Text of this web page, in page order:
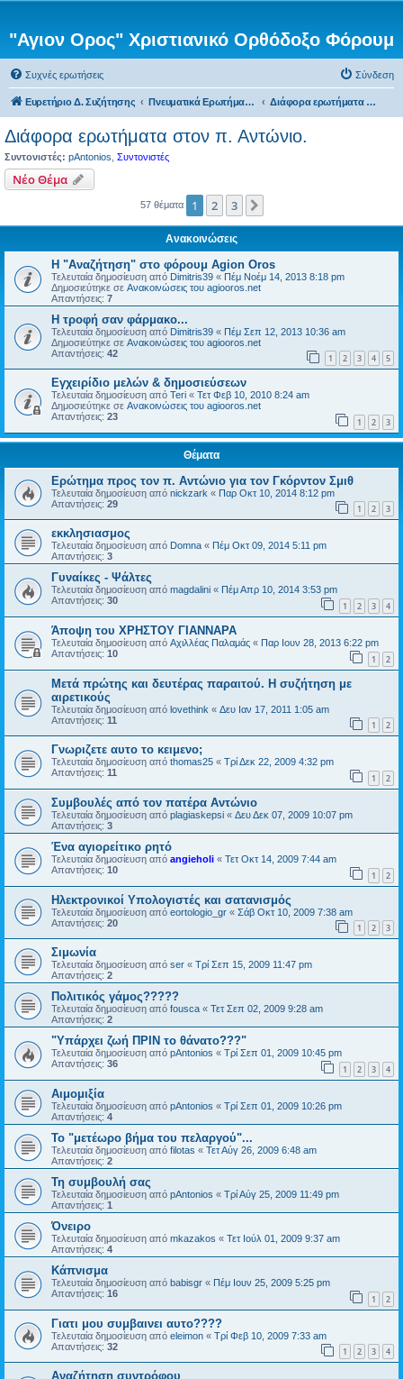
"Αγιον Ορος" Χριστιανικό Ορθόδοξο Φόρουμ
Συχνές ερωτήσεις Σύνδεση
Ευρετήριο Δ. Συζήτησης Πνευματικά Ερωτήματα προς τον π. Αντώνιο Διάφορα ερωτήματα στον π. Αντώνιο.
Διάφορα ερωτήματα στον π. Αντώνιο.
Συντονιστές: pAntonios Συντονιστές
Νέο Θέμα
57 θέματα 1 2 3
Ανακοινώσεις
Η "Αναζήτηση" στο φόρουμ Agion Oros
Τελευταία δημοσίευση από Dimitris39 « Πέμ Νοέμ 14, 2013 8:18 pm
Δημοσιεύτηκε σε Ανακοινώσεις του agiooros.net
Απαντήσεις: 7
H τροφή σαν φάρμακο...
Τελευταία δημοσίευση από Dimitris39 « Πέμ Σεπ 12, 2013 10:36 am
Δημοσιεύτηκε σε Ανακοινώσεις του agiooros.net
Απαντήσεις: 42 1 2 3 4 5
Εγχειρίδιο μελών & δημοσιεύσεων
Τελευταία δημοσίευση από Teri « Τετ Φεβ 10, 2010 8:24 am
Δημοσιεύτηκε σε Ανακοινώσεις του agiooros.net
Απαντήσεις: 23 1 2 3
Θέματα
Ερώτημα προς τον π. Αντώνιο για τον Γκόρντον Σμιθ
Τελευταία δημοσίευση από nickzark « Παρ Οκτ 10, 2014 8:12 pm
Απαντήσεις: 29 1 2 3
εκκλησιασμος
Τελευταία δημοσίευση από Domna « Πέμ Οκτ 09, 2014 5:11 pm
Απαντήσεις: 3
Γυναίκες - Ψάλτες
Τελευταία δημοσίευση από magdalini « Πέμ Απρ 10, 2014 3:53 pm
Απαντήσεις: 30 1 2 3 4
Άποψη του ΧΡΗΣΤΟΥ ΓΙΑΝΝΑΡΑ
Τελευταία δημοσίευση από Αχιλλέας Παλαμάς « Παρ Ιουν 28, 2013 6:22 pm
Απαντήσεις: 10 1 2
Μετά πρώτης και δευτέρας παραιτού. Η συζήτηση με
αιρετικούς
Τελευταία δημοσίευση από lovethink « Δευ Ιαν 17, 2011 1:05 am
Απαντήσεις: 11 1 2
Γνωριζετε αυτο το κειμενο;
Τελευταία δημοσίευση από thomas25 « Τρί Δεκ 22, 2009 4:32 pm
Απαντήσεις: 11 1 2
Συμβουλές από τον πατέρα Αντώνιο
Τελευταία δημοσίευση από plagiaskepsi « Δευ Δεκ 07, 2009 10:07 pm
Απαντήσεις: 3
Ένα αγιορείτικο ρητό
Τελευταία δημοσίευση από angieholi « Τετ Οκτ 14, 2009 7:44 am
Απαντήσεις: 10 1 2
Ηλεκτρονικοί Υπολογιστές και σατανισμός
Τελευταία δημοσίευση από eortologio_gr « Σάβ Οκτ 10, 2009 7:38 am
Απαντήσεις: 20 1 2 3
Σιμωνία
Τελευταία δημοσίευση από ser « Τρί Σεπ 15, 2009 11:47 pm
Απαντήσεις: 2
Πολιτικός γάμος?????
Τελευταία δημοσίευση από fousca « Τετ Σεπ 02, 2009 9:28 am
Απαντήσεις: 2
"Υπάρχει ζωή ΠΡΙΝ το θάνατο???"
Τελευταία δημοσίευση από pAntonios « Τρί Σεπ 01, 2009 10:45 pm
Απαντήσεις: 36 1 2 3 4
Αιμομιξία
Τελευταία δημοσίευση από pAntonios « Τρί Σεπ 01, 2009 10:26 pm
Απαντήσεις: 4
Το "μετέωρο βήμα του πελαργού"...
Τελευταία δημοσίευση από filotas « Τετ Αύγ 26, 2009 6:48 am
Απαντήσεις: 2
Τη συμβουλή σας
Τελευταία δημοσίευση από pAntonios « Τρί Αύγ 25, 2009 11:49 pm
Απαντήσεις: 1
Όνειρο
Τελευταία δημοσίευση από mkazakos « Τετ Ιούλ 01, 2009 9:37 am
Απαντήσεις: 4
Κάπνισμα
Τελευταία δημοσίευση από babisgr « Πέμ Ιουν 25, 2009 5:25 pm
Απαντήσεις: 16 1 2
Γιατι μου συμβαινει αυτο????
Τελευταία δημοσίευση από eleimon « Τρί Φεβ 10, 2009 7:33 am
Απαντήσεις: 32 1 2 3 4
Αναζήτηση συντρόφου